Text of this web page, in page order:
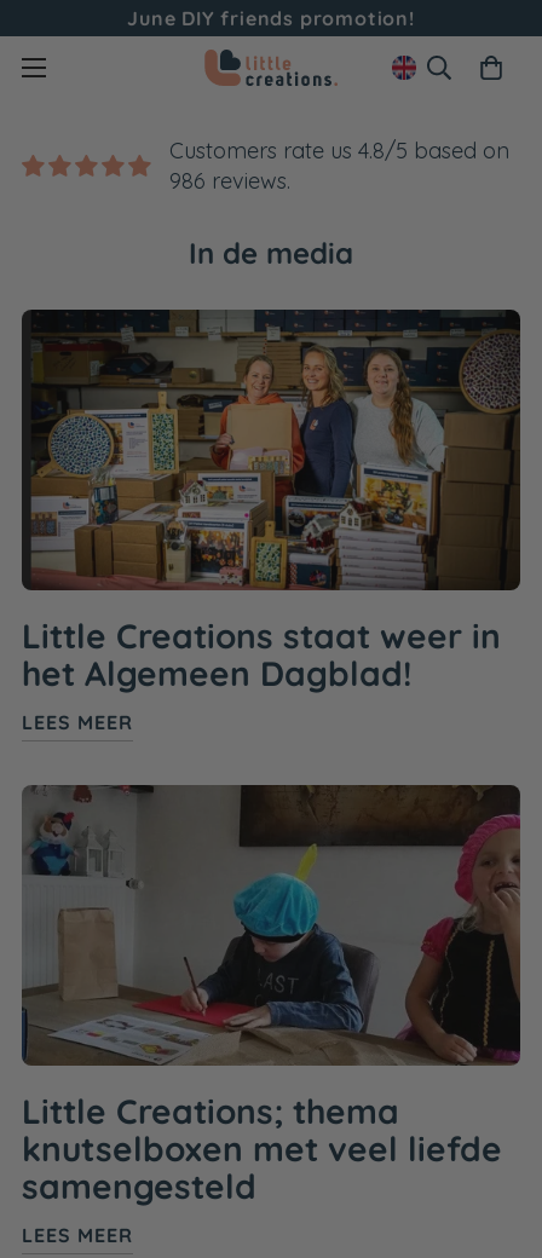
June DIY friends promotion!
Customers rate us 4.8/5 based on
986 reviews.
In de media
Little Creations staat weer in
het Algemeen Dagblad!
LEES MEER
Little Creations; thema
knutselboxen met veel liefde
samengesteld
LEES MEER